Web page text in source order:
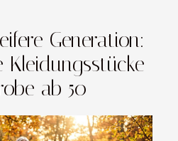
Generation:
Kleidungsstücke
ab 50